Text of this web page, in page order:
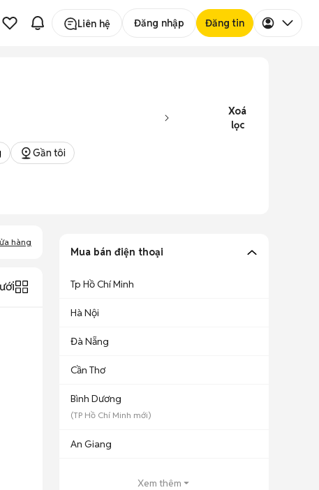
Liên hệ Đăng nhập Đăng tin
Xoá
lọc
Gần tôi
hàng
Mua bán điện thoại
Tp Hồ Chí Minh
Hà Nội
Đà Nẵng
Cần Thơ
Bình Dương
(TP Hồ Chí Minh mới)
An Giang
Xem thêm